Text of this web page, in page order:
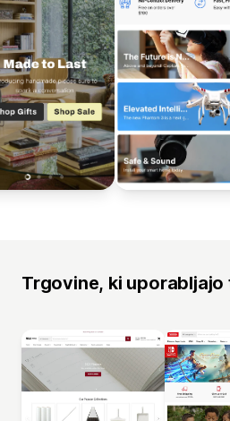
Trgovine, ki uporabljajo